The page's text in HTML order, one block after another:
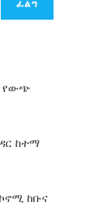
ፈልግ
የውጭ
ከተማ
ከቡና